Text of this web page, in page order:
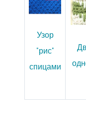
Узор
"рис"
спицами